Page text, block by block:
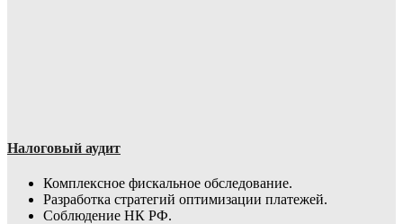
Налоговый аудит
Комплексное фискальное обследование.
Разработка стратегий оптимизации платежей.
Соблюдение НК РФ.